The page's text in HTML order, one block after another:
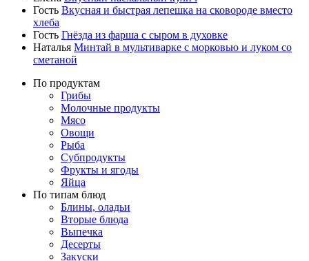
Гость Вкусная и быстрая лепешка на сковороде вместо
хлеба
Гость Гнёзда из фарша с сыром в духовке
Наталья Минтай в мультиварке с морковью и луком со
сметаной
По продуктам
Грибы
Молочные продукты
Мясо
Овощи
Рыба
Субпродукты
Фрукты и ягоды
Яйца
По типам блюд
Блины, оладьи
Вторые блюда
Выпечка
Десерты
Закуски